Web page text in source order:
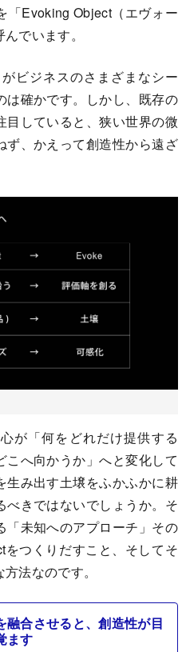
「Evoking Object（エヴォー
でいます。
ビジネスのさまざまなシー
は確かです。しかし、既存の
していると、狭い世界の微
ず、かえって創造性から遠ざ
が「何をどれだけ提供する
へ向かうか」へと変化して
生み出す土壌をふかふかに耕
きではないでしょうか。そ
「未知へのアプローチ」その
つくりだすこと、そしてそ
法なのです。
融合させると、創造性が目
ます